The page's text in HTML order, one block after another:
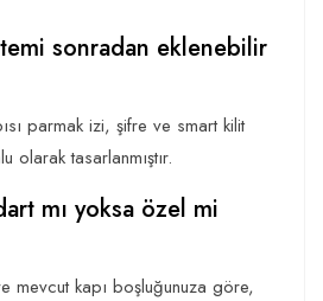
sonradan eklenebilir
parmak izi, şifre ve smart kilit
olarak tasarlanmıştır.
mı yoksa özel mi
mevcut kapı boşluğunuza göre,